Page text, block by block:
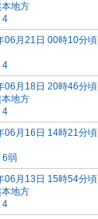
地方
4
06月21日 00時10分頃
4
06月18日 20時46分頃
地方
4
06月16日 14時21分頃
6弱
06月13日 15時54分頃
地方
4